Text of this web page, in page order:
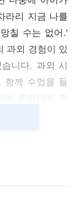
라리 지금 나를
칠 수는 없어.’
과외 경험이 있
니다. 과외 시
함께 수업을 들
두었다가 집
제를 풀지 못하
웅크린 채 억
이가 할 수 있